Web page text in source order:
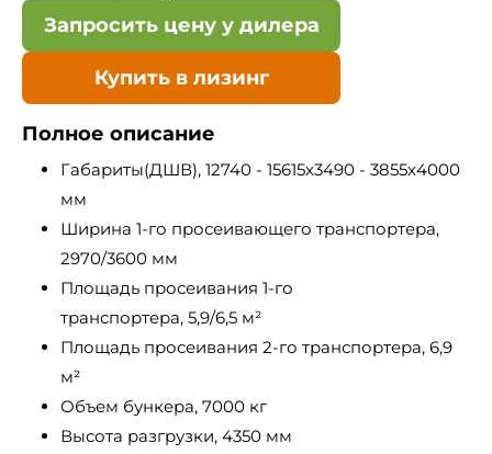
Запросить цену у дилера
Купить в лизинг
Полное описание
Габариты(ДШВ), 12740 - 15615х3490 - 3855х4000
мм
Ширина 1-го просеивающего транспортера,
2970/3600 мм
Площадь просеивания 1-го
транспортера, 5,9/6,5 м²
Площадь просеивания 2-го транспортера, 6,9
м²
Объем бункера, 7000 кг
Высота разгрузки, 4350 мм